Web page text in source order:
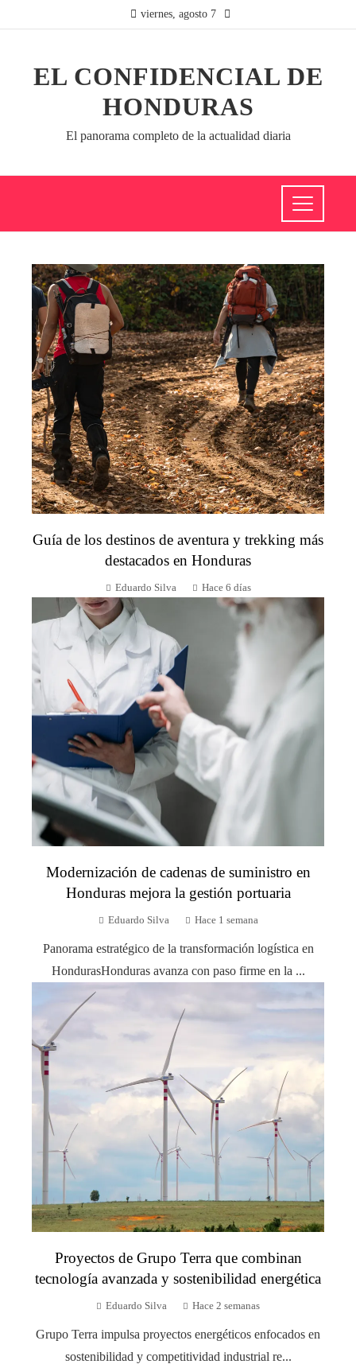
viernes, agosto 7
EL CONFIDENCIAL DE
HONDURAS
El panorama completo de la actualidad diaria
Guía de los destinos de aventura y trekking más
destacados en Honduras
Eduardo Silva Hace 6 días
Modernización de cadenas de suministro en
Honduras mejora la gestión portuaria
Eduardo Silva Hace 1 semana
Panorama estratégico de la transformación logística en
HondurasHonduras avanza con paso firme en la ...
Proyectos de Grupo Terra que combinan
tecnología avanzada y sostenibilidad energética
Eduardo Silva Hace 2 semanas
Grupo Terra impulsa proyectos energéticos enfocados en
sostenibilidad y competitividad industrial re...